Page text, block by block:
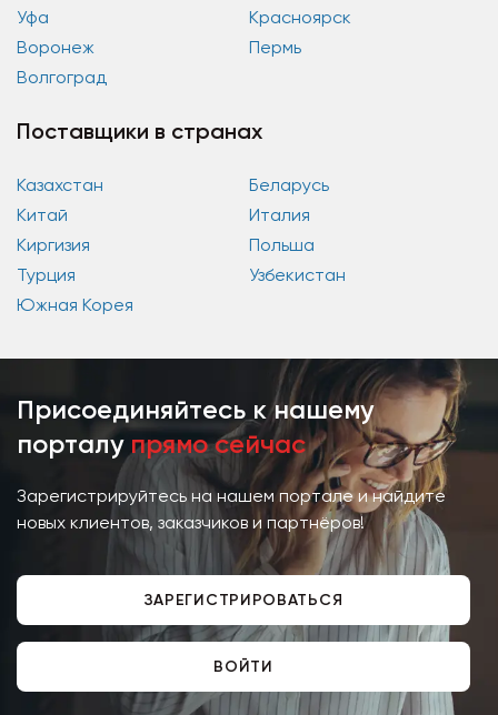
Уфа
Красноярск
Воронеж
Пермь
Волгоград
Поставщики в странах
Казахстан
Беларусь
Китай
Италия
Киргизия
Польша
Турция
Узбекистан
Южная Корея
Присоединяйтесь к нашему
порталу прямо сейчас
Зарегистрируйтесь на нашем портале и найдите
новых клиентов, заказчиков и партнёров!
ЗАРЕГИСТРИРОВАТЬСЯ
ВОЙТИ